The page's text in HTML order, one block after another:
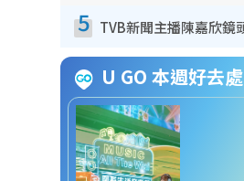
5
U GO 本週好去處